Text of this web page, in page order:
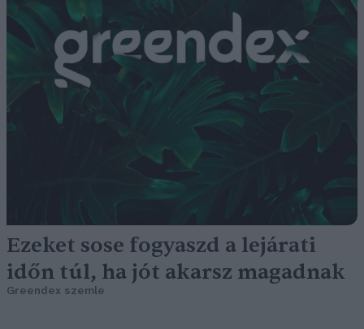
Ezeket sose fogyaszd a lejárati
időn túl, ha jót akarsz magadnak
Greendex szemle